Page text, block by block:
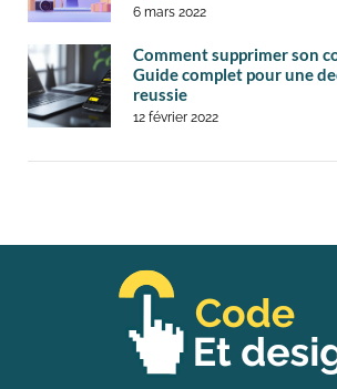
6 mars 2022
Comment supprimer son
Guide complet pour une
reussie
12 février 2022